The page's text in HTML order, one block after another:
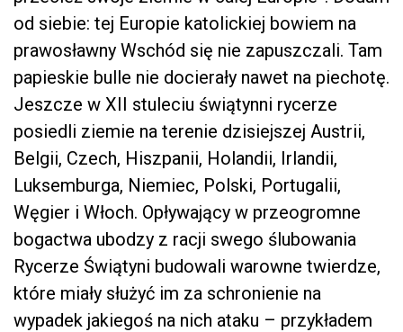
od siebie: tej Europie katolickiej bowiem na
prawosławny Wschód się nie zapuszczali. Tam
papieskie bulle nie docierały nawet na piechotę.
Jeszcze w XII stuleciu świątynni rycerze
posiedli ziemie na terenie dzisiejszej Austrii,
Belgii, Czech, Hiszpanii, Holandii, Irlandii,
Luksemburga, Niemiec, Polski, Portugalii,
Węgier i Włoch. Opływający w przeogromne
bogactwa ubodzy z racji swego ślubowania
Rycerze Świątyni budowali warowne twierdze,
które miały służyć im za schronienie na
wypadek jakiegoś na nich ataku – przykładem